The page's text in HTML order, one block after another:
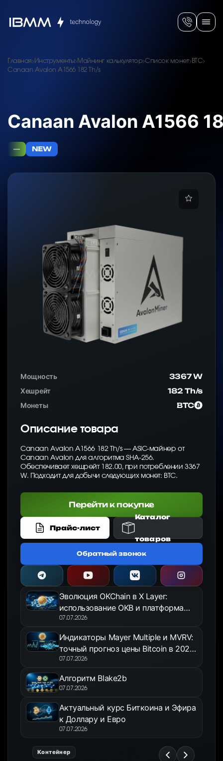
Главная Инструменты Майнинг калькулятор Список монет BTC
Canaan Avalon A1566 182 Th/s
Canaan Avalon A1566
— NEW
Мощность
3367 W
Хешрейт
182 Th/s
Монеты
BTC
Описание товара
Canaan Avalon A1566 182 Th/s — ASIC-майнер от
Canaan Avalon для алгоритма SHA-256.
Обеспечивает хешрейт 182.00, при потреблении 3367
W. Подходит для добычи следующих монет: BTC.
Перейти к покупке
Прайс-лист
Каталог
товаров
Обратный звонок
Эволюция OKChain в X Layer:
использование OKB и платформа
OKX Jumpstart в 2026 году
07.07.2026
Индикаторы Mayer Multiple и MVRV:
точный прогноз цены Bitcoin в 2026
году
07.07.2026
Алгоритм Blake2b
07.07.2026
Актуальный курс Биткоина и Эфира
к Доллару и Евро
07.07.2026
Контейнер